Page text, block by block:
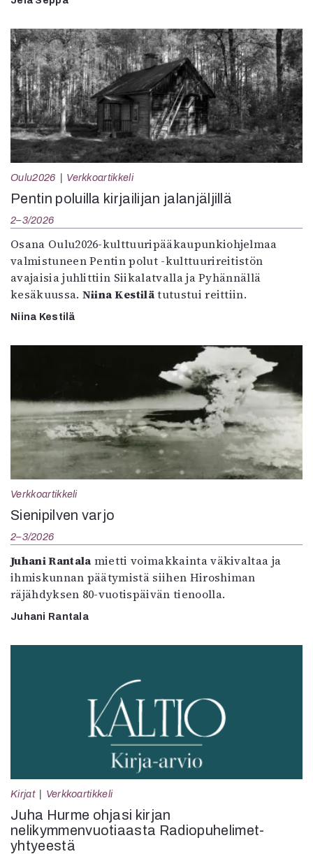
Oulu2026 Verkkoartikkeli
Pentin poluilla kirjailijan jalanjäljillä
2–3/2026
Osana Oulu2026-kulttuuripääkaupunkiohjelmaa
valmistuneen Pentin polut -kulttuurireitistön
avajaisia juhlittiin Siikalatvalla ja Pyhännällä
kesäkuussa. Niina Kestilätutustui reittiin.
Niina Kestilä
Verkkoartikkeli
Sienipilven varjo
2–3/2026
Juhani Rantala mietti voimakkainta väkivaltaa ja
ihmiskunnan päätymistä siihen Hiroshiman
räjähdyksen 80-vuotispäivän tienoolla.
Juhani Rantala
Kirjat Verkkoartikkeli
Juha Hurme ohjasi kirjan
nelikymmenvuotiaasta Radiopuhelimet-
yhtyeestä